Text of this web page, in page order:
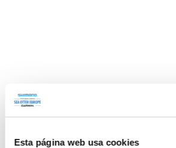
Esta página web usa cookies